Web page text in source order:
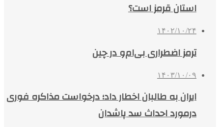
استان قرمز است؟
۱۴۰۲/۱۰/۲۴
ترمز اضطراری بی‌ام‌و در چین
۱۴۰۳/۱۰/۰۹
ایران به طالبان اخطار داد؛ درخواست مذاکره فوری
درمورد احداث سد پاشدان